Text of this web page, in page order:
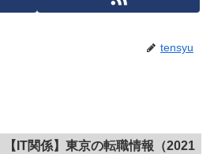
tensyu
【IT関係】東京の転職情報（2021